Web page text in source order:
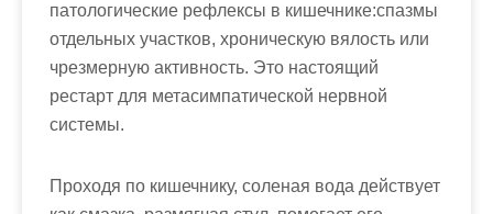
патологические рефлексы в кишечнике:спазмы
отдельных участков, хроническую вялость или
чрезмерную активность. Это настоящий
рестарт для метасимпатической нервной
системы.
Проходя по кишечнику, соленая вода действует